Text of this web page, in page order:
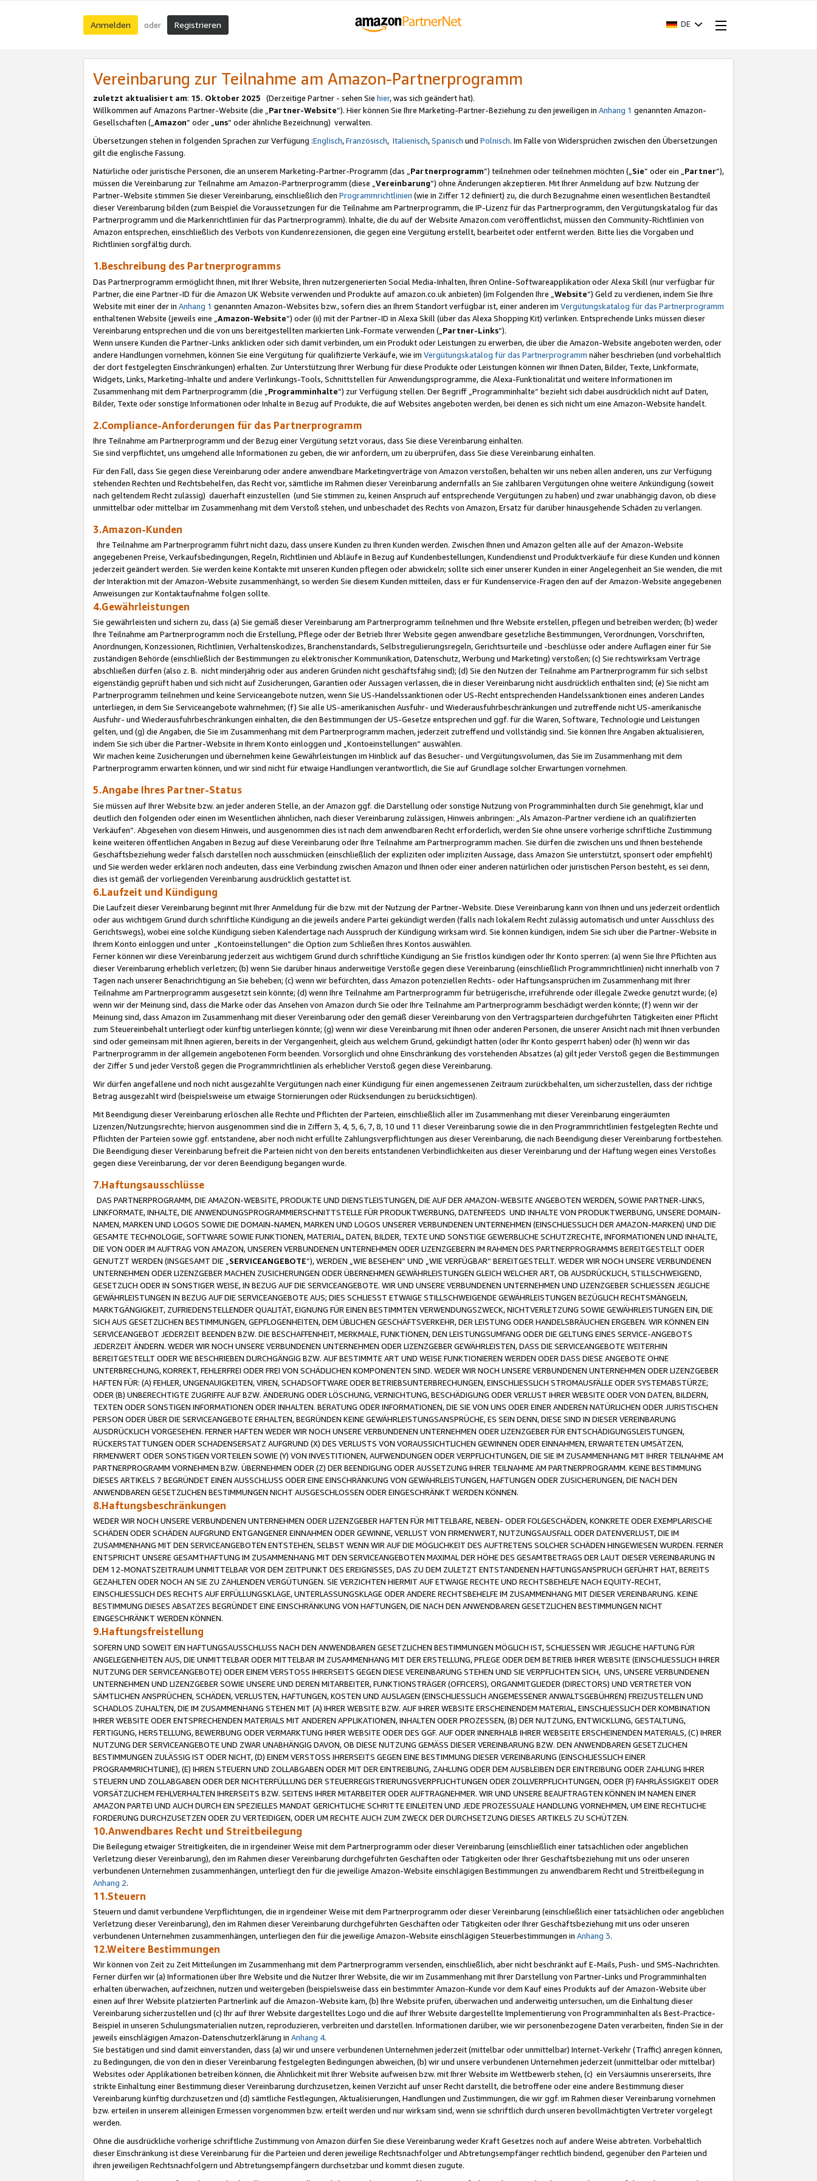
Anmelden oder Registrieren DE
Vereinbarung zur Teilnahme am Amazon-Partnerprogramm
zuletzt aktualisiert am: 15. Oktober 2025 (Derzeitige Partner - sehen Sie hier, was sich geändert hat).
Willkommen auf Amazons Partner-Website (die „Partner-Website“). Hier können Sie Ihre Marketing-Partner-Beziehung zu den jeweiligen in Anhang 1 genannten Amazon-
Gesellschaften („Amazon“ oder „uns“ oder ähnliche Bezeichnung) verwalten.
Übersetzungen stehen in folgenden Sprachen zur Verfügung :Englisch,Französisch, Italienisch,Spanisch und Polnisch. Im Falle von Widersprüchen zwischen den Übersetzungen
gilt die englische Fassung.
Natürliche oder juristische Personen, die an unserem Marketing-Partner-Programm (das „Partnerprogramm“) teilnehmen oder teilnehmen möchten („Sie“ oder ein „Partner“),
müssen die Vereinbarung zur Teilnahme am Amazon-Partnerprogramm (diese „Vereinbarung“) ohne Änderungen akzeptieren. Mit Ihrer Anmeldung auf bzw. Nutzung der
Partner-Website stimmen Sie dieser Vereinbarung, einschließlich den Programmrichtlinien (wie in Ziffer 12 definiert) zu, die durch Bezugnahme einen wesentlichen Bestandteil
dieser Vereinbarung bilden (zum Beispiel die Voraussetzungen für die Teilnahme am Partnerprogramm, die IP-Lizenz für das Partnerprogramm, den Vergütungskatalog für das
Partnerprogramm und die Markenrichtlinien für das Partnerprogramm). Inhalte, die du auf der Website Amazon.com veröffentlichst, müssen den Community-Richtlinien von
Amazon entsprechen, einschließlich des Verbots von Kundenrezensionen, die gegen eine Vergütung erstellt, bearbeitet oder entfernt werden. Bitte lies die Vorgaben und
Richtlinien sorgfältig durch.
1.Beschreibung des Partnerprogramms
Das Partnerprogramm ermöglicht Ihnen, mit Ihrer Website, Ihren nutzergenerierten Social Media-Inhalten, Ihren Online-Softwareapplikation oder Alexa Skill (nur verfügbar für
Partner, die eine Partner-ID für die Amazon UK Website verwenden und Produkte auf amazon.co.uk anbieten) (im Folgenden Ihre „ Website“) Geld zu verdienen, indem Sie Ihre
Website mit einer der in Anhang 1 genannten Amazon-Websites bzw., sofern dies an Ihrem Standort verfügbar ist, einer anderen im Vergütungskatalog für das Partnerprogramm
enthaltenen Website (jeweils eine „ Amazon-Website“) oder (ii) mit der Partner-ID in Alexa Skill (über das Alexa Shopping Kit) verlinken. Entsprechende Links müssen dieser
Vereinbarung entsprechen und die von uns bereitgestellten markierten Link-Formate verwenden („ Partner-Links“).
Wenn unsere Kunden die Partner-Links anklicken oder sich damit verbinden, um ein Produkt oder Leistungen zu erwerben, die über die Amazon-Website angeboten werden, oder
andere Handlungen vornehmen, können Sie eine Vergütung für qualifizierte Verkäufe, wie im Vergütungskatalog für das Partnerprogramm näher beschrieben (und vorbehaltlich
der dort festgelegten Einschränkungen) erhalten. Zur Unterstützung Ihrer Werbung für diese Produkte oder Leistungen können wir Ihnen Daten, Bilder, Texte, Linkformate,
Widgets, Links, Marketing-Inhalte und andere Verlinkungs-Tools, Schnittstellen für Anwendungsprogramme, die Alexa-Funktionalität und weitere Informationen im
Zusammenhang mit dem Partnerprogramm (die „ Programminhalte“) zur Verfügung stellen. Der Begriff „Programminhalte“ bezieht sich dabei ausdrücklich nicht auf Daten,
Bilder, Texte oder sonstige Informationen oder Inhalte in Bezug auf Produkte, die auf Websites angeboten werden, bei denen es sich nicht um eine Amazon-Website handelt.
2.Compliance-Anforderungen für das Partnerprogramm
Ihre Teilnahme am Partnerprogramm und der Bezug einer Vergütung setzt voraus, dass Sie diese Vereinbarung einhalten.
Sie sind verpflichtet, uns umgehend alle Informationen zu geben, die wir anfordern, um zu überprüfen, dass Sie diese Vereinbarung einhalten.
Für den Fall, dass Sie gegen diese Vereinbarung oder andere anwendbare Marketingverträge von Amazon verstoßen, behalten wir uns neben allen anderen, uns zur Verfügung
stehenden Rechten und Rechtsbehelfen, das Recht vor, sämtliche im Rahmen dieser Vereinbarung andernfalls an Sie zahlbaren Vergütungen ohne weitere Ankündigung (soweit
nach geltendem Recht zulässig) dauerhaft einzustellen (und Sie stimmen zu, keinen Anspruch auf entsprechende Vergütungen zu haben) und zwar unabhängig davon, ob diese
unmittelbar oder mittelbar im Zusammenhang mit dem Verstoß stehen, und unbeschadet des Rechts von Amazon, Ersatz für darüber hinausgehende Schäden zu verlangen.
3.Amazon-Kunden
Ihre Teilnahme am Partnerprogramm führt nicht dazu, dass unsere Kunden zu Ihren Kunden werden. Zwischen Ihnen und Amazon gelten alle auf der Amazon-Website
angegebenen Preise, Verkaufsbedingungen, Regeln, Richtlinien und Abläufe in Bezug auf Kundenbestellungen, Kundendienst und Produktverkäufe für diese Kunden und können
jederzeit geändert werden. Sie werden keine Kontakte mit unseren Kunden pflegen oder abwickeln; sollte sich einer unserer Kunden in einer Angelegenheit an Sie wenden, die mit
der Interaktion mit der Amazon-Website zusammenhängt, so werden Sie diesem Kunden mitteilen, dass er für Kundenservice-Fragen den auf der Amazon-Website angegebenen
Anweisungen zur Kontaktaufnahme folgen sollte.
4.Gewährleistungen
Sie gewährleisten und sichern zu, dass (a) Sie gemäß dieser Vereinbarung am Partnerprogramm teilnehmen und Ihre Website erstellen, pflegen und betreiben werden; (b) weder
Ihre Teilnahme am Partnerprogramm noch die Erstellung, Pflege oder der Betrieb Ihrer Website gegen anwendbare gesetzliche Bestimmungen, Verordnungen, Vorschriften,
Anordnungen, Konzessionen, Richtlinien, Verhaltenskodizes, Branchenstandards, Selbstregulierungsregeln, Gerichtsurteile und -beschlüsse oder andere Auflagen einer für Sie
zuständigen Behörde (einschließlich der Bestimmungen zu elektronischer Kommunikation, Datenschutz, Werbung und Marketing) verstoßen; (c) Sie rechtswirksam Verträge
abschließen dürfen (also z. B. nicht minderjährig oder aus anderen Gründen nicht geschäftsfähig sind); (d) Sie den Nutzen der Teilnahme am Partnerprogramm für sich selbst
eigenständig geprüft haben und sich nicht auf Zusicherungen, Garantien oder Aussagen verlassen, die in dieser Vereinbarung nicht ausdrücklich enthalten sind; (e) Sie nicht am
Partnerprogramm teilnehmen und keine Serviceangebote nutzen, wenn Sie US-Handelssanktionen oder US-Recht entsprechenden Handelssanktionen eines anderen Landes
unterliegen, in dem Sie Serviceangebote wahrnehmen; (f) Sie alle US-amerikanischen Ausfuhr- und Wiederausfuhrbeschränkungen und zutreffende nicht US-amerikanische
Ausfuhr- und Wiederausfuhrbeschränkungen einhalten, die den Bestimmungen der US-Gesetze entsprechen und ggf. für die Waren, Software, Technologie und Leistungen
gelten, und (g) die Angaben, die Sie im Zusammenhang mit dem Partnerprogramm machen, jederzeit zutreffend und vollständig sind. Sie können Ihre Angaben aktualisieren,
indem Sie sich über die Partner-Website in Ihrem Konto einloggen und „Kontoeinstellungen“ auswählen.
Wir machen keine Zusicherungen und übernehmen keine Gewährleistungen im Hinblick auf das Besucher- und Vergütungsvolumen, das Sie im Zusammenhang mit dem
Partnerprogramm erwarten können, und wir sind nicht für etwaige Handlungen verantwortlich, die Sie auf Grundlage solcher Erwartungen vornehmen.
5.Angabe Ihres Partner-Status
Sie müssen auf Ihrer Website bzw. an jeder anderen Stelle, an der Amazon ggf. die Darstellung oder sonstige Nutzung von Programminhalten durch Sie genehmigt, klar und
deutlich den folgenden oder einen im Wesentlichen ähnlichen, nach dieser Vereinbarung zulässigen, Hinweis anbringen: „Als Amazon-Partner verdiene ich an qualifizierten
Verkäufen“. Abgesehen von diesem Hinweis, und ausgenommen dies ist nach dem anwendbaren Recht erforderlich, werden Sie ohne unsere vorherige schriftliche Zustimmung
keine weiteren öffentlichen Angaben in Bezug auf diese Vereinbarung oder Ihre Teilnahme am Partnerprogramm machen. Sie dürfen die zwischen uns und Ihnen bestehende
Geschäftsbeziehung weder falsch darstellen noch ausschmücken (einschließlich der expliziten oder impliziten Aussage, dass Amazon Sie unterstützt, sponsert oder empfiehlt)
und Sie werden weder erklären noch andeuten, dass eine Verbindung zwischen Amazon und Ihnen oder einer anderen natürlichen oder juristischen Person besteht, es sei denn,
dies ist gemäß der vorliegenden Vereinbarung ausdrücklich gestattet ist.
6.Laufzeit und Kündigung
Die Laufzeit dieser Vereinbarung beginnt mit Ihrer Anmeldung für die bzw. mit der Nutzung der Partner-Website. Diese Vereinbarung kann von Ihnen und uns jederzeit ordentlich
oder aus wichtigem Grund durch schriftliche Kündigung an die jeweils andere Partei gekündigt werden (falls nach lokalem Recht zulässig automatisch und unter Ausschluss des
Gerichtswegs), wobei eine solche Kündigung sieben Kalendertage nach Ausspruch der Kündigung wirksam wird. Sie können kündigen, indem Sie sich über die Partner-Website in
Ihrem Konto einloggen und unter „Kontoeinstellungen“ die Option zum Schließen Ihres Kontos auswählen.
Ferner können wir diese Vereinbarung jederzeit aus wichtigem Grund durch schriftliche Kündigung an Sie fristlos kündigen oder Ihr Konto sperren: (a) wenn Sie Ihre Pflichten aus
dieser Vereinbarung erheblich verletzen; (b) wenn Sie darüber hinaus anderweitige Verstöße gegen diese Vereinbarung (einschließlich Programmrichtlinien) nicht innerhalb von 7
Tagen nach unserer Benachrichtigung an Sie beheben; (c) wenn wir befürchten, dass Amazon potenziellen Rechts- oder Haftungsansprüchen im Zusammenhang mit Ihrer
Teilnahme am Partnerprogramm ausgesetzt sein könnte; (d) wenn Ihre Teilnahme am Partnerprogramm für betrügerische, irreführende oder illegale Zwecke genutzt wurde; (e)
wenn wir der Meinung sind, dass die Marke oder das Ansehen von Amazon durch Sie oder Ihre Teilnahme am Partnerprogramm beschädigt werden könnte; (f) wenn wir der
Meinung sind, dass Amazon im Zusammenhang mit dieser Vereinbarung oder den gemäß dieser Vereinbarung von den Vertragsparteien durchgeführten Tätigkeiten einer Pflicht
zum Steuereinbehalt unterliegt oder künftig unterliegen könnte; (g) wenn wir diese Vereinbarung mit Ihnen oder anderen Personen, die unserer Ansicht nach mit Ihnen verbunden
sind oder gemeinsam mit Ihnen agieren, bereits in der Vergangenheit, gleich aus welchem Grund, gekündigt hatten (oder Ihr Konto gesperrt haben) oder (h) wenn wir das
Partnerprogramm in der allgemein angebotenen Form beenden. Vorsorglich und ohne Einschränkung des vorstehenden Absatzes (a) gilt jeder Verstoß gegen die Bestimmungen
der Ziffer 5 und jeder Verstoß gegen die Programmrichtlinien als erheblicher Verstoß gegen diese Vereinbarung.
Wir dürfen angefallene und noch nicht ausgezahlte Vergütungen nach einer Kündigung für einen angemessenen Zeitraum zurückbehalten, um sicherzustellen, dass der richtige
Betrag ausgezahlt wird (beispielsweise um etwaige Stornierungen oder Rücksendungen zu berücksichtigen).
Mit Beendigung dieser Vereinbarung erlöschen alle Rechte und Pflichten der Parteien, einschließlich aller im Zusammenhang mit dieser Vereinbarung eingeräumten
Lizenzen/Nutzungsrechte; hiervon ausgenommen sind die in Ziffern 3, 4, 5, 6, 7, 8, 10 und 11 dieser Vereinbarung sowie die in den Programmrichtlinien festgelegten Rechte und
Pflichten der Parteien sowie ggf. entstandene, aber noch nicht erfüllte Zahlungsverpflichtungen aus dieser Vereinbarung, die nach Beendigung dieser Vereinbarung fortbestehen.
Die Beendigung dieser Vereinbarung befreit die Parteien nicht von den bereits entstandenen Verbindlichkeiten aus dieser Vereinbarung und der Haftung wegen eines Verstoßes
gegen diese Vereinbarung, der vor deren Beendigung begangen wurde.
7.Haftungsausschlüsse
DAS PARTNERPROGRAMM, DIE AMAZON-WEBSITE, PRODUKTE UND DIENSTLEISTUNGEN, DIE AUF DER AMAZON-WEBSITE ANGEBOTEN WERDEN, SOWIE PARTNER-LINKS,
LINKFORMATE, INHALTE, DIE ANWENDUNGSPROGRAMMIERSCHNITTSTELLE FÜR PRODUKTWERBUNG, DATENFEEDS UND INHALTE VON PRODUKTWERBUNG, UNSERE DOMAIN-
NAMEN, MARKEN UND LOGOS SOWIE DIE DOMAIN-NAMEN, MARKEN UND LOGOS UNSERER VERBUNDENEN UNTERNEHMEN (EINSCHLIESSLICH DER AMAZON-MARKEN) UND DIE
GESAMTE TECHNOLOGIE, SOFTWARE SOWIE FUNKTIONEN, MATERIAL, DATEN, BILDER, TEXTE UND SONSTIGE GEWERBLICHE SCHUTZRECHTE, INFORMATIONEN UND INHALTE,
DIE VON ODER IM AUFTRAG VON AMAZON, UNSEREN VERBUNDENEN UNTERNEHMEN ODER LIZENZGEBERN IM RAHMEN DES PARTNERPROGRAMMS BEREITGESTELLT ODER
GENUTZT WERDEN (INSGESAMT DIE „ SERVICEANGEBOTE“), WERDEN „WIE BESEHEN“ UND „WIE VERFÜGBAR“ BEREITGESTELLT. WEDER WIR NOCH UNSERE VERBUNDENEN
UNTERNEHMEN ODER LIZENZGEBER MACHEN ZUSICHERUNGEN ODER ÜBERNEHMEN GEWÄHRLEISTUNGEN GLEICH WELCHER ART, OB AUSDRÜCKLICH, STILLSCHWEIGEND,
GESETZLICH ODER IN SONSTIGER WEISE, IN BEZUG AUF DIE SERVICEANGEBOTE. WIR UND UNSERE VERBUNDENEN UNTERNEHMEN UND LIZENZGEBER SCHLIESSEN JEGLICHE
GEWÄHRLEISTUNGEN IN BEZUG AUF DIE SERVICEANGEBOTE AUS; DIES SCHLIESST ETWAIGE STILLSCHWEIGENDE GEWÄHRLEISTUNGEN BEZÜGLICH RECHTSMÄNGELN,
MARKTGÄNGIGKEIT, ZUFRIEDENSTELLENDER QUALITÄT, EIGNUNG FÜR EINEN BESTIMMTEN VERWENDUNGSZWECK, NICHTVERLETZUNG SOWIE GEWÄHRLEISTUNGEN EIN, DIE
SICH AUS GESETZLICHEN BESTIMMUNGEN, GEPFLOGENHEITEN, DEM ÜBLICHEN GESCHÄFTSVERKEHR, DER LEISTUNG ODER HANDELSBRÄUCHEN ERGEBEN. WIR KÖNNEN EIN
SERVICEANGEBOT JEDERZEIT BEENDEN BZW. DIE BESCHAFFENHEIT, MERKMALE, FUNKTIONEN, DEN LEISTUNGSUMFANG ODER DIE GELTUNG EINES SERVICE-ANGEBOTS
JEDERZEIT ÄNDERN. WEDER WIR NOCH UNSERE VERBUNDENEN UNTERNEHMEN ODER LIZENZGEBER GEWÄHRLEISTEN, DASS DIE SERVICEANGEBOTE WEITERHIN
BEREITGESTELLT ODER WIE BESCHRIEBEN DURCHGÄNGIG BZW. AUF BESTIMMTE ART UND WEISE FUNKTIONIEREN WERDEN ODER DASS DIESE ANGEBOTE OHNE
UNTERBRECHUNG, KORREKT, FEHLERFREI ODER FREI VON SCHÄDLICHEN KOMPONENTEN SIND. WEDER WIR NOCH UNSERE VERBUNDENEN UNTERNEHMEN ODER LIZENZGEBER
HAFTEN FÜR: (A) FEHLER, UNGENAUIGKEITEN, VIREN, SCHADSOFTWARE ODER BETRIEBSUNTERBRECHUNGEN, EINSCHLIESSLICH STROMAUSFÄLLE ODER SYSTEMABSTÜRZE;
ODER (B) UNBERECHTIGTE ZUGRIFFE AUF BZW. ÄNDERUNG ODER LÖSCHUNG, VERNICHTUNG, BESCHÄDIGUNG ODER VERLUST IHRER WEBSITE ODER VON DATEN, BILDERN,
TEXTEN ODER SONSTIGEN INFORMATIONEN ODER INHALTEN. BERATUNG ODER INFORMATIONEN, DIE SIE VON UNS ODER EINER ANDEREN NATÜRLICHEN ODER JURISTISCHEN
PERSON ODER ÜBER DIE SERVICEANGEBOTE ERHALTEN, BEGRÜNDEN KEINE GEWÄHRLEISTUNGSANSPRÜCHE, ES SEIN DENN, DIESE SIND IN DIESER VEREINBARUNG
AUSDRÜCKLICH VORGESEHEN. FERNER HAFTEN WEDER WIR NOCH UNSERE VERBUNDENEN UNTERNEHMEN ODER LIZENZGEBER FÜR ENTSCHÄDIGUNGSLEISTUNGEN,
RÜCKERSTATTUNGEN ODER SCHADENSERSATZ AUFGRUND (X) DES VERLUSTS VON VORAUSSICHTLICHEN GEWINNEN ODER EINNAHMEN, ERWARTETEN UMSÄTZEN,
FIRMENWERT ODER SONSTIGEN VORTEILEN SOWIE (Y) VON INVESTITIONEN, AUFWENDUNGEN ODER VERPFLICHTUNGEN, DIE SIE IM ZUSAMMENHANG MIT IHRER TEILNAHME AM
PARTNERPROGRAMM VORNEHMEN BZW. ÜBERNEHMEN ODER (Z) DER BEENDIGUNG ODER AUSSETZUNG IHRER TEILNAHME AM PARTNERPROGRAMM. KEINE BESTIMMUNG
DIESES ARTIKELS 7 BEGRÜNDET EINEN AUSSCHLUSS ODER EINE EINSCHRÄNKUNG VON GEWÄHRLEISTUNGEN, HAFTUNGEN ODER ZUSICHERUNGEN, DIE NACH DEN
ANWENDBAREN GESETZLICHEN BESTIMMUNGEN NICHT AUSGESCHLOSSEN ODER EINGESCHRÄNKT WERDEN KÖNNEN.
8.Haftungsbeschränkungen
WEDER WIR NOCH UNSERE VERBUNDENEN UNTERNEHMEN ODER LIZENZGEBER HAFTEN FÜR MITTELBARE, NEBEN- ODER FOLGESCHÄDEN, KONKRETE ODER EXEMPLARISCHE
SCHÄDEN ODER SCHÄDEN AUFGRUND ENTGANGENER EINNAHMEN ODER GEWINNE, VERLUST VON FIRMENWERT, NUTZUNGSAUSFALL ODER DATENVERLUST, DIE IM
ZUSAMMENHANG MIT DEN SERVICEANGEBOTEN ENTSTEHEN, SELBST WENN WIR AUF DIE MÖGLICHKEIT DES AUFTRETENS SOLCHER SCHÄDEN HINGEWIESEN WURDEN. FERNER
ENTSPRICHT UNSERE GESAMTHAFTUNG IM ZUSAMMENHANG MIT DEN SERVICEANGEBOTEN MAXIMAL DER HÖHE DES GESAMTBETRAGS DER LAUT DIESER VEREINBARUNG IN
DEM 12-MONATSZEITRAUM UNMITTELBAR VOR DEM ZEITPUNKT DES EREIGNISSES, DAS ZU DEM ZULETZT ENTSTANDENEN HAFTUNGSANSPRUCH GEFÜHRT HAT, BEREITS
GEZAHLTEN ODER NOCH AN SIE ZU ZAHLENDEN VERGÜTUNGEN. SIE VERZICHTEN HIERMIT AUF ETWAIGE RECHTE UND RECHTSBEHELFE NACH EQUITY-RECHT,
EINSCHLIESSLICH DES RECHTS AUF ERFÜLLUNGSKLAGE, UNTERLASSUNGSKLAGE ODER ANDERE RECHTSBEHELFE IM ZUSAMMENHANG MIT DIESER VEREINBARUNG. KEINE
BESTIMMUNG DIESES ABSATZES BEGRÜNDET EINE EINSCHRÄNKUNG VON HAFTUNGEN, DIE NACH DEN ANWENDBAREN GESETZLICHEN BESTIMMUNGEN NICHT
EINGESCHRÄNKT WERDEN KÖNNEN.
9.Haftungsfreistellung
SOFERN UND SOWEIT EIN HAFTUNGSAUSSCHLUSS NACH DEN ANWENDBAREN GESETZLICHEN BESTIMMUNGEN MÖGLICH IST, SCHLIESSEN WIR JEGLICHE HAFTUNG FÜR
ANGELEGENHEITEN AUS, DIE UNMITTELBAR ODER MITTELBAR IM ZUSAMMENHANG MIT DER ERSTELLUNG, PFLEGE ODER DEM BETRIEB IHRER WEBSITE (EINSCHLIESSLICH IHRER
NUTZUNG DER SERVICEANGEBOTE) ODER EINEM VERSTOSS IHRERSEITS GEGEN DIESE VEREINBARUNG STEHEN UND SIE VERPFLICHTEN SICH, UNS, UNSERE VERBUNDENEN
UNTERNEHMEN UND LIZENZGEBER SOWIE UNSERE UND DEREN MITARBEITER, FUNKTIONSTRÄGER (OFFICERS), ORGANMITGLIEDER (DIRECTORS) UND VERTRETER VON
SÄMTLICHEN ANSPRÜCHEN, SCHÄDEN, VERLUSTEN, HAFTUNGEN, KOSTEN UND AUSLAGEN (EINSCHLIESSLICH ANGEMESSENER ANWALTSGEBÜHREN) FREIZUSTELLEN UND
SCHADLOS ZUHALTEN, DIE IM ZUSAMMENHANG STEHEN MIT (A) IHRER WEBSITE BZW. AUF IHRER WEBSITE ERSCHEINENDEM MATERIAL, EINSCHLIESSLICH DER KOMBINATION
IHRER WEBSITE ODER ENTSPRECHENDEN MATERIALS MIT ANDEREN APPLIKATIONEN, INHALTEN ODER PROZESSEN, (B) DER NUTZUNG, ENTWICKLUNG, GESTALTUNG,
FERTIGUNG, HERSTELLUNG, BEWERBUNG ODER VERMARKTUNG IHRER WEBSITE ODER DES GGF. AUF ODER INNERHALB IHRER WEBSEITE ERSCHEINENDEN MATERIALS, (C) IHRER
NUTZUNG DER SERVICEANGEBOTE UND ZWAR UNABHÄNGIG DAVON, OB DIESE NUTZUNG GEMÄSS DIESER VEREINBARUNG BZW. DEN ANWENDBAREN GESETZLICHEN
BESTIMMUNGEN ZULÄSSIG IST ODER NICHT, (D) EINEM VERSTOSS IHRERSEITS GEGEN EINE BESTIMMUNG DIESER VEREINBARUNG (EINSCHLIESSLICH EINER
PROGRAMMRICHTLINIE), (E) IHREN STEUERN UND ZOLLABGABEN ODER MIT DER EINTREIBUNG, ZAHLUNG ODER DEM AUSBLEIBEN DER EINTREIBUNG ODER ZAHLUNG IHRER
STEUERN UND ZOLLABGABEN ODER DER NICHTERFÜLLUNG DER STEUERREGISTRIERUNGSVERPFLICHTUNGEN ODER ZOLLVERPFLICHTUNGEN, ODER (F) FAHRLÄSSIGKEIT ODER
VORSÄTZLICHEM FEHLVERHALTEN IHRERSEITS BZW. SEITENS IHRER MITARBEITER ODER AUFTRAGNEHMER. WIR UND UNSERE BEAUFTRAGTEN KÖNNEN IM NAMEN EINER
AMAZON PARTEI UND AUCH DURCH EIN SPEZIELLES MANDAT GERICHTLICHE SCHRITTE EINLEITEN UND JEDE PROZESSUALE HANDLUNG VORNEHMEN, UM EINE RECHTLICHE
FORDERUNG DURCHZUSETZEN ODER ZU VERTEIDIGEN, ODER UM RECHTE AUCH ZUM ZWECK DER DURCHSETZUNG DIESES ARTIKELS ZU SCHÜTZEN.
10.Anwendbares Recht und Streitbeilegung
Die Beilegung etwaiger Streitigkeiten, die in irgendeiner Weise mit dem Partnerprogramm oder dieser Vereinbarung (einschließlich einer tatsächlichen oder angeblichen
Verletzung dieser Vereinbarung), den im Rahmen dieser Vereinbarung durchgeführten Geschäften oder Tätigkeiten oder Ihrer Geschäftsbeziehung mit uns oder unseren
verbundenen Unternehmen zusammenhängen, unterliegt den für die jeweilige Amazon-Website einschlägigen Bestimmungen zu anwendbarem Recht und Streitbeilegung in
Anhang 2.
11.Steuern
Steuern und damit verbundene Verpflichtungen, die in irgendeiner Weise mit dem Partnerprogramm oder dieser Vereinbarung (einschließlich einer tatsächlichen oder angeblichen
Verletzung dieser Vereinbarung), den im Rahmen dieser Vereinbarung durchgeführten Geschäften oder Tätigkeiten oder Ihrer Geschäftsbeziehung mit uns oder unseren
verbundenen Unternehmen zusammenhängen, unterliegen den für die jeweilige Amazon-Website einschlägigen Steuerbestimmungen in Anhang 3.
12.Weitere Bestimmungen
Wir können von Zeit zu Zeit Mitteilungen im Zusammenhang mit dem Partnerprogramm versenden, einschließlich, aber nicht beschränkt auf E-Mails, Push- und SMS-Nachrichten.
Ferner dürfen wir (a) Informationen über Ihre Website und die Nutzer Ihrer Website, die wir im Zusammenhang mit Ihrer Darstellung von Partner-Links und Programminhalten
erhalten überwachen, aufzeichnen, nutzen und weitergeben (beispielsweise dass ein bestimmter Amazon-Kunde vor dem Kauf eines Produkts auf der Amazon-Website über
einen auf Ihrer Website platzierten Partnerlink auf die Amazon-Website kam, (b) Ihre Website prüfen, überwachen und anderweitig untersuchen, um die Einhaltung dieser
Vereinbarung sicherzustellen und (c) Ihr auf Ihrer Website dargestelltes Logo und die auf Ihrer Website dargestellte Implementierung von Programminhalten als Best-Practice-
Beispiel in unseren Schulungsmaterialien nutzen, reproduzieren, verbreiten und darstellen. Informationen darüber, wie wir personenbezogene Daten verarbeiten, finden Sie in der
jeweils einschlägigen Amazon-Datenschutzerklärung in Anhang 4.
Sie bestätigen und sind damit einverstanden, dass (a) wir und unsere verbundenen Unternehmen jederzeit (mittelbar oder unmittelbar) Internet-Verkehr (Traffic) anregen können,
zu Bedingungen, die von den in dieser Vereinbarung festgelegten Bedingungen abweichen, (b) wir und unsere verbundenen Unternehmen jederzeit (unmittelbar oder mittelbar)
Websites oder Applikationen betreiben können, die Ähnlichkeit mit Ihrer Website aufweisen bzw. mit Ihrer Website im Wettbewerb stehen, (c) ein Versäumnis unsererseits, Ihre
strikte Einhaltung einer Bestimmung dieser Vereinbarung durchzusetzen, keinen Verzicht auf unser Recht darstellt, die betroffene oder eine andere Bestimmung dieser
Vereinbarung künftig durchzusetzen und (d) sämtliche Festlegungen, Aktualisierungen, Handlungen und Zustimmungen, die wir ggf. im Rahmen dieser Vereinbarung vornehmen
bzw. erteilen in unserem alleinigen Ermessen vorgenommen bzw. erteilt werden und nur wirksam sind, wenn sie schriftlich durch unseren bevollmächtigten Vertreter vorgelegt
werden.
Ohne die ausdrückliche vorherige schriftliche Zustimmung von Amazon dürfen Sie diese Vereinbarung weder Kraft Gesetzes noch auf andere Weise abtreten. Vorbehaltlich
dieser Einschränkung ist diese Vereinbarung für die Parteien und deren jeweilige Rechtsnachfolger und Abtretungsempfänger rechtlich bindend, gegenüber den Parteien und
ihren jeweiligen Rechtsnachfolgern und Abtretungsempfängern durchsetzbar und kommt diesen zugute.